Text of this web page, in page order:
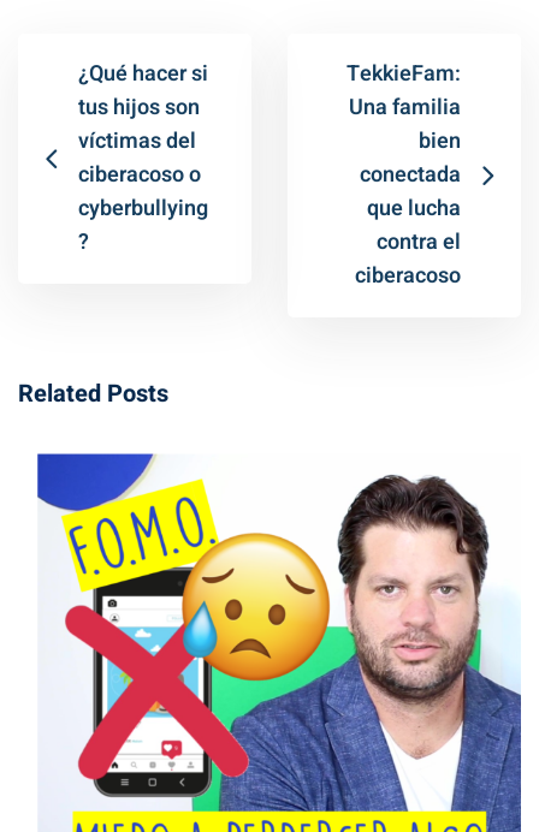
¿Qué hacer si
tus hijos son
víctimas del
ciberacoso o
cyberbullying
?
TekkieFam:
Una familia
bien
conectada
que lucha
contra el
ciberacoso
Related Posts